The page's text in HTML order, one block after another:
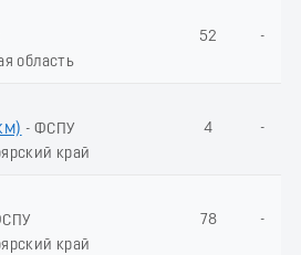
область
52 -
- ФСПУ
край
4 -
край
78 -